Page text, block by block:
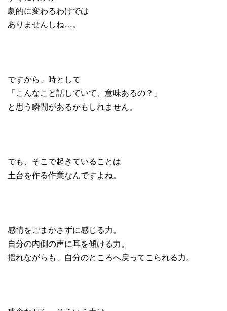
劇的に変わるわけでは
ありませんしね…。
ですから、時として
「こんなこと話していて、意味あるの？」
と思う瞬間があるかもしれません。
でも、そこで起きていることは
土台を作る作業なんですよね。
感情をごまかさずに感じる力。
自分の内側の声に耳を傾ける力。
揺れながらも、自分のところへ戻ってこられる力。